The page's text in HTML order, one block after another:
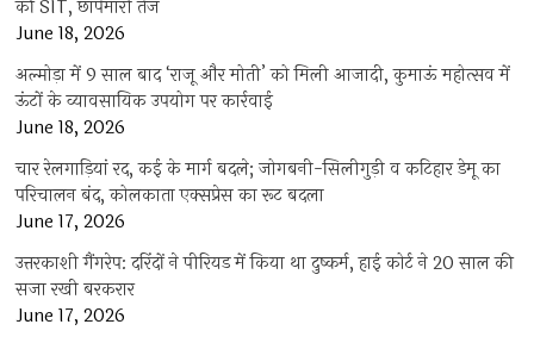
की SIT, छापेमारी तेज
June 18, 2026
अल्मोड़ा में 9 साल बाद ‘राजू और मोती’ को मिली आजादी, कुमाऊं महोत्सव में
ऊंटों के व्यावसायिक उपयोग पर कार्रवाई
June 18, 2026
चार रेलगाड़ियां रद, कई के मार्ग बदले; जोगबनी-सिलीगुड़ी व कटिहार डेमू का
परिचालन बंद, कोलकाता एक्सप्रेस का रूट बदला
June 17, 2026
उत्तरकाशी गैंगरेप: दरिंदों ने पीरियड में किया था दुष्कर्म, हाई कोर्ट ने 20 साल की
सजा रखी बरकरार
June 17, 2026